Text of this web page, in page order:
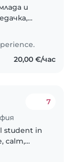
и
на
Говор
и ми се
20,00 €/час
7
student in
calm,